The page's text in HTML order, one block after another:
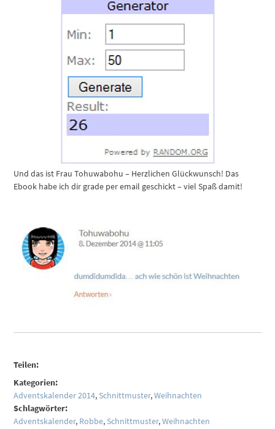
Und das ist Frau Tohuwabohu – Herzlichen Glückwunsch! Das
Ebook habe ich dir grade per email geschickt – viel Spaß damit!
Teilen:
Kategorien:
Adventskalender 2014, Schnittmuster,Weihnachten
Schlagwörter:
Adventskalender, Robbe, Schnittmuster,Weihnachten